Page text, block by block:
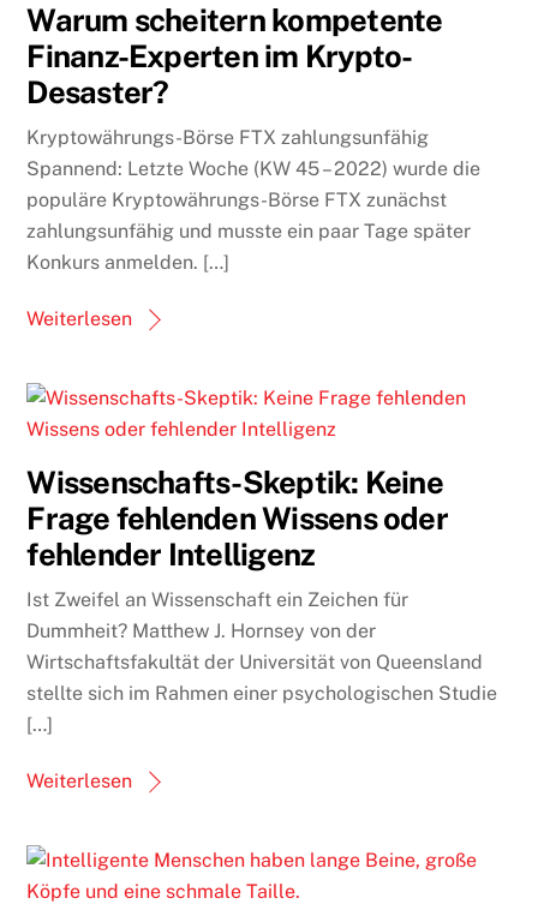
Warum scheitern kompetente
Finanz-Experten im Krypto-
Desaster?
Kryptowährungs-Börse FTX zahlungsunfähig
Spannend: Letzte Woche (KW 45 – 2022) wurde die
populäre Kryptowährungs-Börse FTX zunächst
zahlungsunfähig und musste ein paar Tage später
Konkurs anmelden. […]
Weiterlesen
Wissenschafts-Skeptik: Keine
Frage fehlenden Wissens oder
fehlender Intelligenz
Ist Zweifel an Wissenschaft ein Zeichen für
Dummheit? Matthew J. Hornsey von der
Wirtschaftsfakultät der Universität von Queensland
stellte sich im Rahmen einer psychologischen Studie
[…]
Weiterlesen